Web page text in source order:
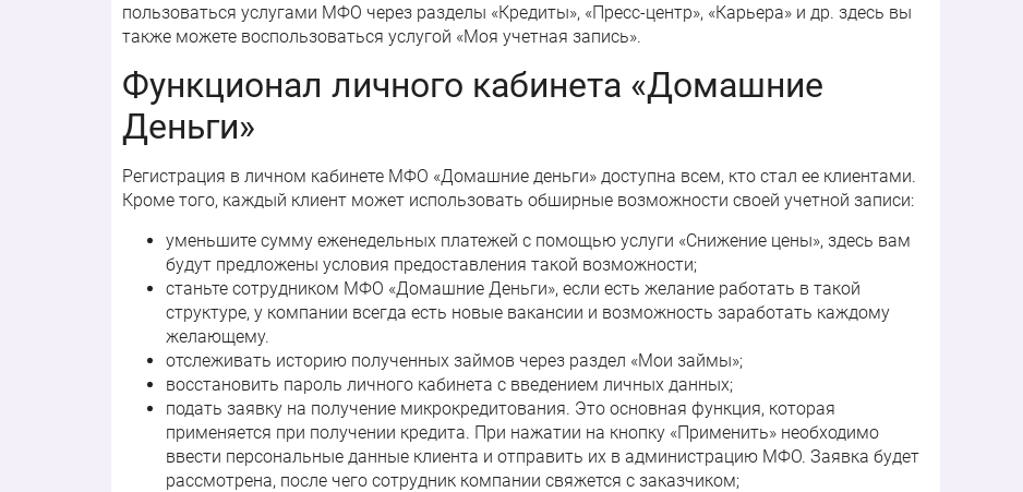
пользоваться услугами МФО через разделы «Кредиты», «Пресс-центр», «Карьера» и др. здесь вы
также можете воспользоваться услугой «Моя учетная запись».
Функционал личного кабинета «Домашние
Деньги»
Регистрация в личном кабинете МФО «Домашние деньги» доступна всем, кто стал ее клиентами.
Кроме того, каждый клиент может использовать обширные возможности своей учетной записи:
уменьшите сумму еженедельных платежей с помощью услуги «Снижение цены», здесь вам
будут предложены условия предоставления такой возможности;
станьте сотрудником МФО «Домашние Деньги», если есть желание работать в такой
структуре, у компании всегда есть новые вакансии и возможность заработать каждому
желающему.
отслеживать историю полученных займов через раздел «Мои займы»;
восстановить пароль личного кабинета с введением личных данных;
подать заявку на получение микрокредитования. Это основная функция, которая
применяется при получении кредита. При нажатии на кнопку «Применить» необходимо
ввести персональные данные клиента и отправить их в администрацию МФО. Заявка будет
рассмотрена, после чего сотрудник компании свяжется с заказчиком;